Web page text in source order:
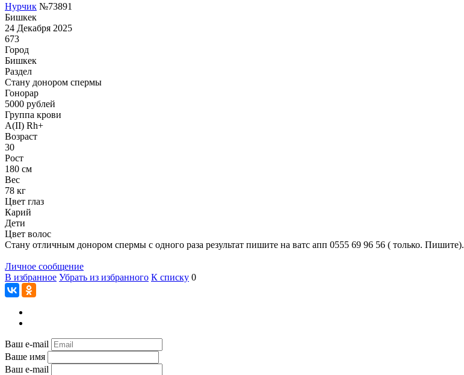
Нурчик №73891
Бишкек
24 Декабря 2025
673
Город
Бишкек
Раздел
Стану донором спермы
Гонoрар
5000 рублей
Группа крови
A(II) Rh+
Возраст
30
Рост
180 см
Вес
78 кг
Цвет глаз
Карий
Дети
Цвет волос
Стану отличным донором спермы с одного раза результат пишите на ватс апп 0555 69 96 56 ( только. Пишите).
Личное сообщение
В избранное Убрать из избранного К списку 0
Ваш e-mail
Ваше имя
Ваш e-mail